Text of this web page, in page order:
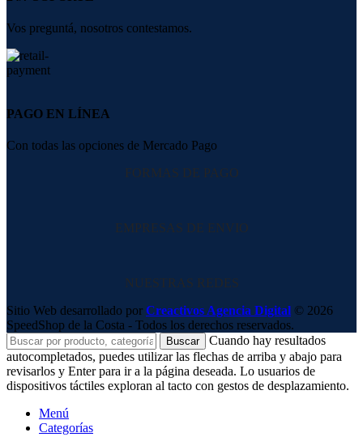
Vos preguntá, nosotros contestamos.
PAGO EN LÍNEA
Con todas las opciones de Mercado Pago
FORMAS DE PAGO
EMPRESAS DE ENVIO
NUESTRAS REDES
Sitio Web desarrollado por Creactivos Agencia Digital © 2026
SpeedShop de la Costa - Todos los derechos reservados.
Buscar
Cuando hay resultados
autocompletados, puedes utilizar las flechas de arriba y abajo para
revisarlos y Enter para ir a la página deseada. Lo usuarios de
dispositivos táctiles exploran al tacto con gestos de desplazamiento.
Menú
Categorías